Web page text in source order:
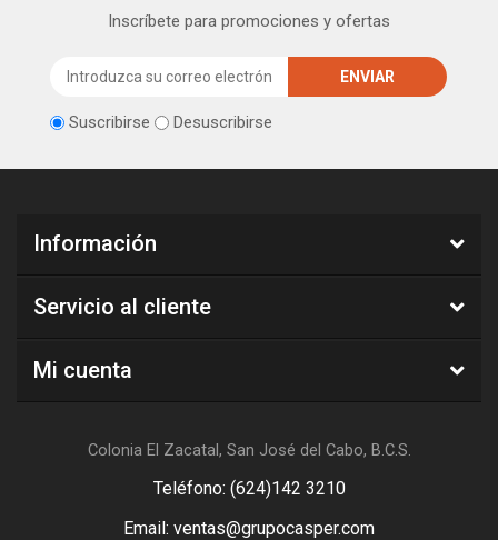
Inscríbete para promociones y ofertas
Suscribirse Desuscribirse
Información
Servicio al cliente
Mi cuenta
Colonia El Zacatal, San José del Cabo, B.C.S.
Teléfono: (624)142 3210
Email: ventas@grupocasper.com